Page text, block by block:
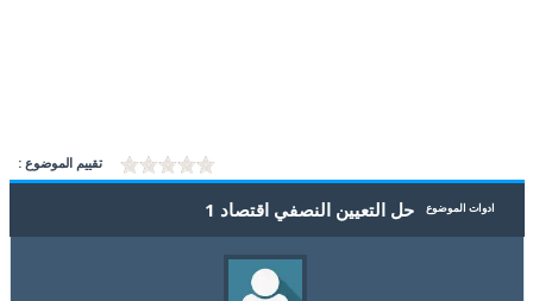
تقييم الموضوع :
ادوات الموضوع حل التعيين النصفي اقتصاد 1